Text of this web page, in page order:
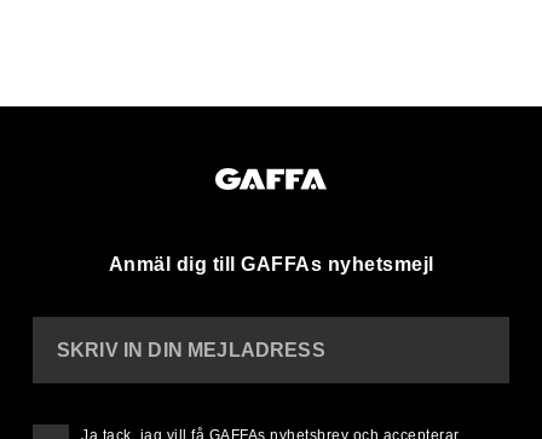
Anmäl dig till GAFFAs nyhetsmejl
SKRIV IN DIN MEJLADRESS